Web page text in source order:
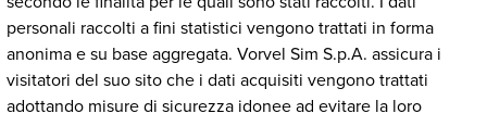
personali raccolti a fini statistici vengono trattati in forma
anonima e su base aggregata. Vorvel Sim S.p.A. assicura i
visitatori del suo sito che i dati acquisiti vengono trattati
adottando misure di sicurezza idonee ad evitare la loro